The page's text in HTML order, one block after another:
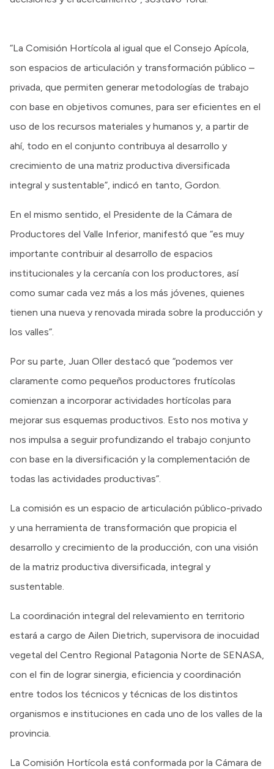
“La Comisión Hortícola al igual que el Consejo Apícola,
son espacios de articulación y transformación público –
privada, que permiten generar metodologías de trabajo
con base en objetivos comunes, para ser eficientes en el
uso de los recursos materiales y humanos y, a partir de
ahí, todo en el conjunto contribuya al desarrollo y
crecimiento de una matriz productiva diversificada
integral y sustentable”, indicó en tanto, Gordon.
En el mismo sentido, el Presidente de la Cámara de
Productores del Valle Inferior, manifestó que “es muy
importante contribuir al desarrollo de espacios
institucionales y la cercanía con los productores, así
como sumar cada vez más a los más jóvenes, quienes
tienen una nueva y renovada mirada sobre la producción y
los valles”.
Por su parte, Juan Oller destacó que “podemos ver
claramente como pequeños productores frutícolas
comienzan a incorporar actividades hortícolas para
mejorar sus esquemas productivos. Esto nos motiva y
nos impulsa a seguir profundizando el trabajo conjunto
con base en la diversificación y la complementación de
todas las actividades productivas”.
La comisión es un espacio de articulación público-privado
y una herramienta de transformación que propicia el
desarrollo y crecimiento de la producción, con una visión
de la matriz productiva diversificada, integral y
sustentable.
La coordinación integral del relevamiento en territorio
estará a cargo de Ailen Dietrich, supervisora de inocuidad
vegetal del Centro Regional Patagonia Norte de SENASA,
con el fin de lograr sinergia, eficiencia y coordinación
entre todos los técnicos y técnicas de los distintos
organismos e instituciones en cada uno de los valles de la
provincia.
La Comisión Hortícola está conformada por la Cámara de